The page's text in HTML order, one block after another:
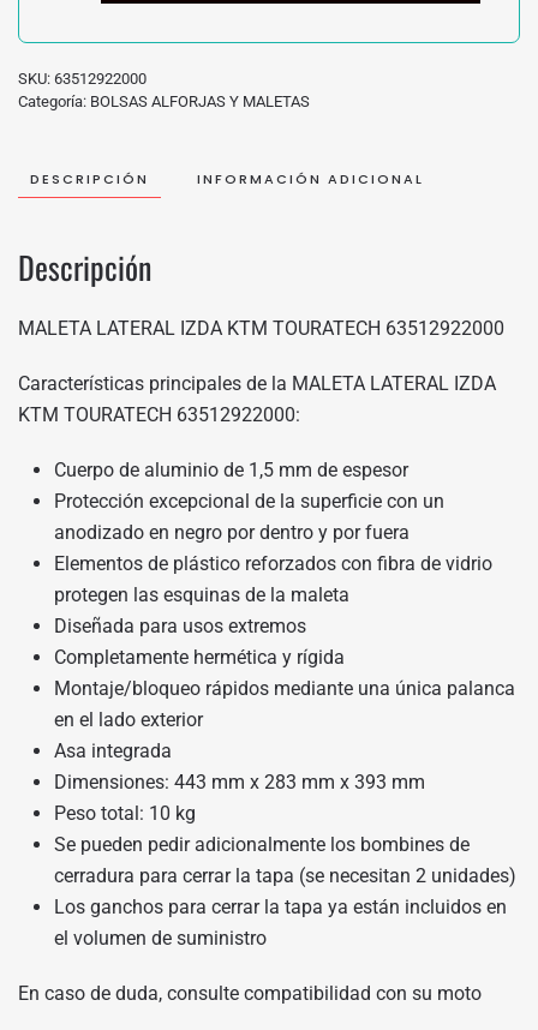
SKU: 63512922000
Categoría: BOLSAS ALFORJAS Y MALETAS
DESCRIPCIÓN INFORMACIÓN ADICIONAL
Descripción
MALETA LATERAL IZDA KTM TOURATECH 63512922000
Características principales de la MALETA LATERAL IZDA
KTM TOURATECH 63512922000:
Cuerpo de aluminio de 1,5 mm de espesor
Protección excepcional de la superficie con un
anodizado en negro por dentro y por fuera
Elementos de plástico reforzados con fibra de vidrio
protegen las esquinas de la maleta
Diseñada para usos extremos
Completamente hermética y rígida
Montaje/bloqueo rápidos mediante una única palanca
en el lado exterior
Asa integrada
Dimensiones: 443 mm x 283 mm x 393 mm
Peso total: 10 kg
Se pueden pedir adicionalmente los bombines de
cerradura para cerrar la tapa (se necesitan 2 unidades)
Los ganchos para cerrar la tapa ya están incluidos en
el volumen de suministro
En caso de duda, consulte compatibilidad con su moto